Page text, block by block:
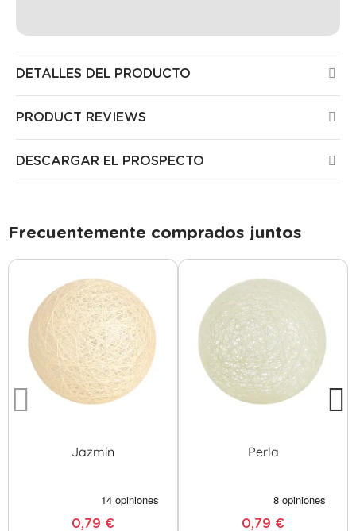
DETALLES DEL PRODUCTO
PRODUCT REVIEWS
DESCARGAR EL PROSPECTO
Frecuentemente comprados juntos
Jazmín
0,79 €
Perla
0,79 €